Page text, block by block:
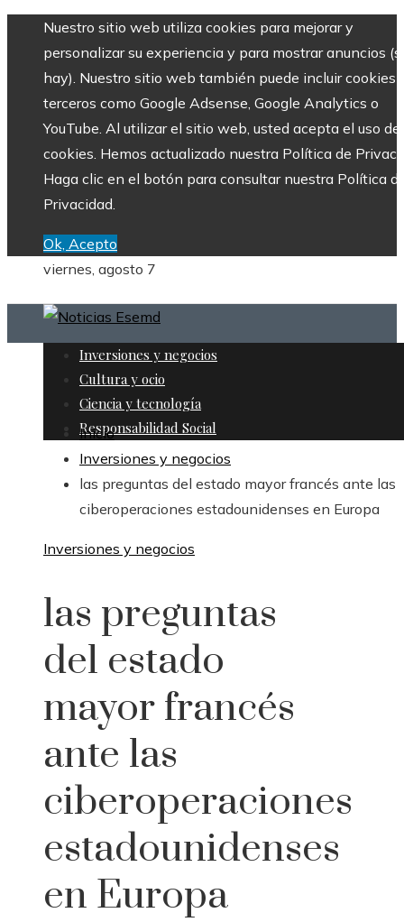
Nuestro sitio web utiliza cookies para mejorar y
personalizar su experiencia y para mostrar anuncios
hay). Nuestro sitio web también puede incluir cookies
terceros como Google Adsense, Google Analytics o
YouTube. Al utilizar el sitio web, usted acepta el uso de
cookies. Hemos actualizado nuestra Política de
Haga clic en el botón para consultar nuestra Política
Privacidad.
Ok, Acepto
viernes, agosto 7
Inversiones y negocios
Cultura y ocio
Ciencia y tecnología
Responsabilidad Social
Inicio
Inversiones y negocios
las preguntas del estado mayor francés ante las
ciberoperaciones estadounidenses en Europa
Inversiones y negocios
las preguntas
del estado
mayor francés
ante las
ciberoperaciones
estadounidenses
en Europa